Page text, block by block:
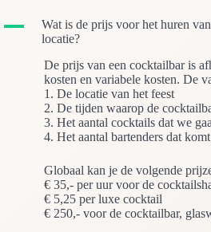
A
Wat is de prijs voor het huren
locatie?
De prijs van een cocktailbar is
kosten en variabele kosten. De
1. De locatie van het feest
2. De tijden waarop de
3. Het aantal cocktails dat we
4. Het aantal bartenders dat
Globaal kan je de volgende
€ 35,- per uur voor de
€ 5,25 per luxe cocktail
€ 250,- voor de cocktailbar,